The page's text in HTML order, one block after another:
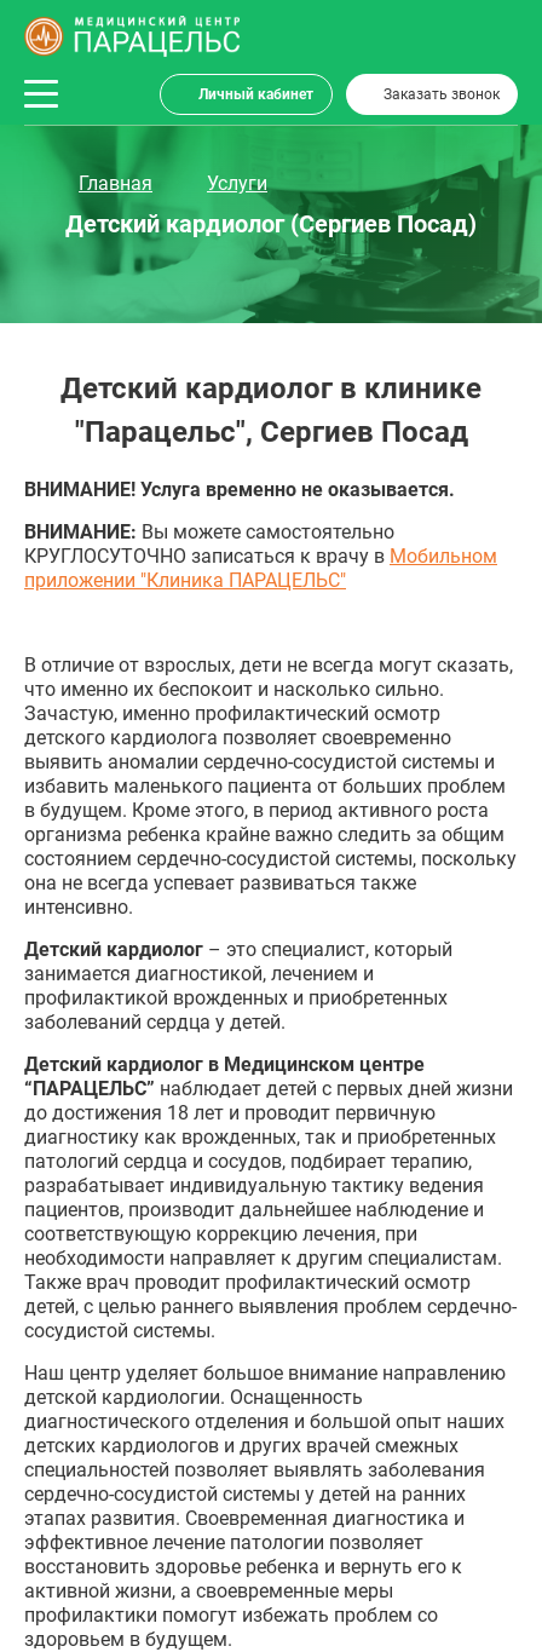
Личный кабинет Заказать звонок
Главная Услуги
Детский кардиолог (Сергиев Посад)
Детский кардиолог в клинике
"Парацельс", Сергиев Посад
ВНИМАНИЕ! Услуга временно не оказывается.
ВНИМАНИЕ: Вы можете самостоятельно
КРУГЛОСУТОЧНО записаться к врачу в Мобильном
приложении "Клиника ПАРАЦЕЛЬС"
В отличие от взрослых, дети не всегда могут сказать,
что именно их беспокоит и насколько сильно.
Зачастую, именно профилактический осмотр
детского кардиолога позволяет своевременно
выявить аномалии сердечно-сосудистой системы и
избавить маленького пациента от больших проблем
в будущем. Кроме этого, в период активного роста
организма ребенка крайне важно следить за общим
состоянием сердечно-сосудистой системы, поскольку
она не всегда успевает развиваться также
интенсивно.
Детский кардиолог – это специалист, который
занимается диагностикой, лечением и
профилактикой врожденных и приобретенных
заболеваний сердца у детей.
Детский кардиолог в Медицинском центре
“ПАРАЦЕЛЬС” наблюдает детей с первых дней жизни
до достижения 18 лет и проводит первичную
диагностику как врожденных, так и приобретенных
патологий сердца и сосудов, подбирает терапию,
разрабатывает индивидуальную тактику ведения
пациентов, производит дальнейшее наблюдение и
соответствующую коррекцию лечения, при
необходимости направляет к другим специалистам.
Также врач проводит профилактический осмотр
детей, с целью раннего выявления проблем сердечно-
сосудистой системы.
Наш центр уделяет большое внимание направлению
детской кардиологии. Оснащенность
диагностического отделения и большой опыт наших
детских кардиологов и других врачей смежных
специальностей позволяет выявлять заболевания
сердечно-сосудистой системы у детей на ранних
этапах развития. Своевременная диагностика и
эффективное лечение патологии позволяет
восстановить здоровье ребенка и вернуть его к
активной жизни, а своевременные меры
профилактики помогут избежать проблем со
здоровьем в будущем.